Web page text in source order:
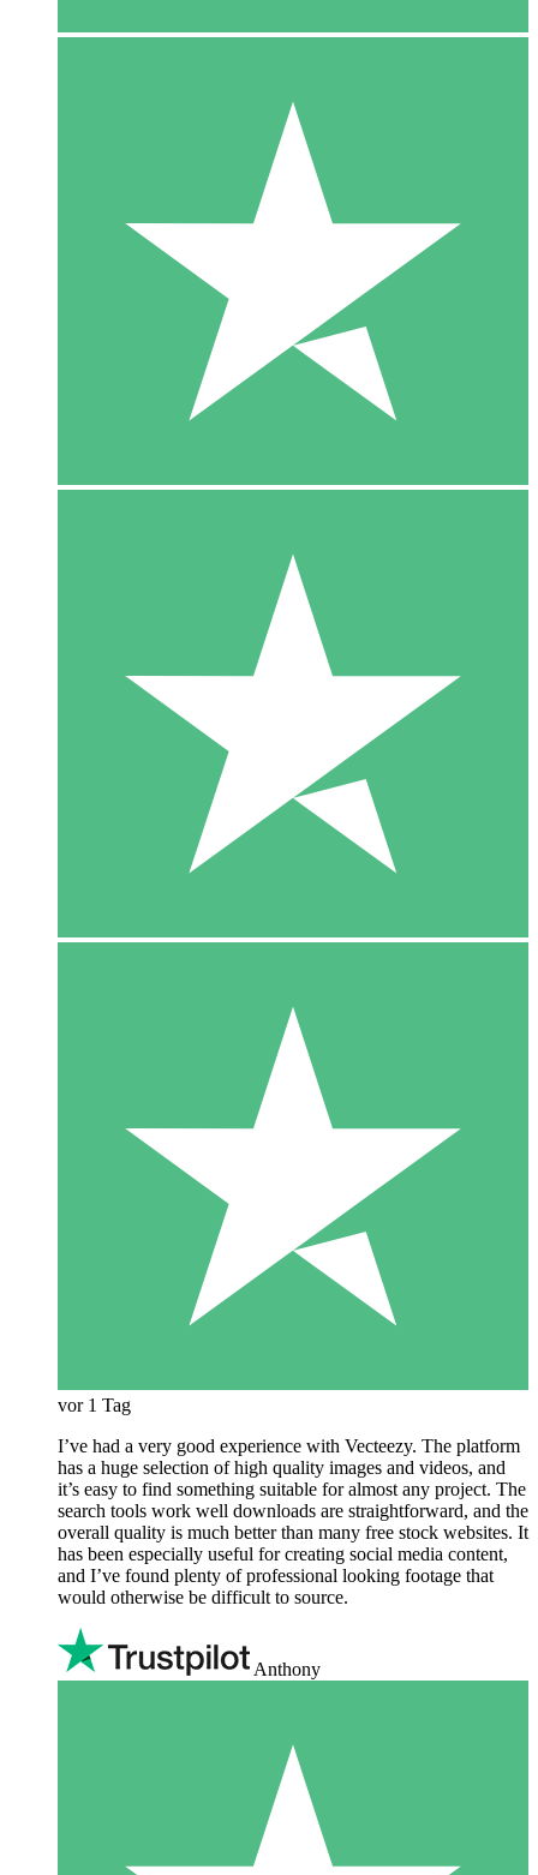
vor 1 Tag
I’ve had a very good experience with Vecteezy. The platform
has a huge selection of high quality images and videos, and
it’s easy to find something suitable for almost any project. The
search tools work well downloads are straightforward, and the
overall quality is much better than many free stock websites. It
has been especially useful for creating social media content,
and I’ve found plenty of professional looking footage that
would otherwise be difficult to source.
Anthony